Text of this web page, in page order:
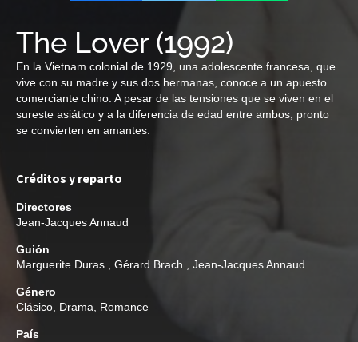
The Lover (1992)
En la Vietnam colonial de 1929, una adolescente francesa, que
vive con su madre y sus dos hermanas, conoce a un apuesto
comerciante chino. A pesar de las tensiones que se viven en el
sureste asiático y a la diferencia de edad entre ambos, pronto
se convierten en amantes.
Créditos y reparto
Directores
Jean-Jacques Annaud
Guión
Marguerite Duras
Gérard Brach Jean-Jacques Annaud
Género
Clásico Drama Romance
País